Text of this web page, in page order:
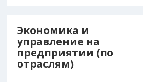
Экономика и
управление на
предприятии (по
отраслям)